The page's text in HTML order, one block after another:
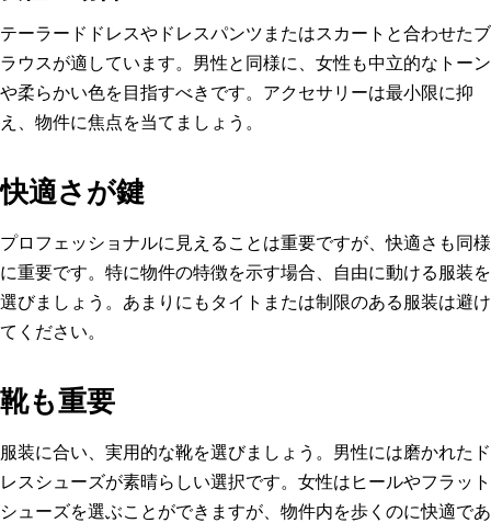
テーラードドレスやドレスパンツまたはスカートと合わせたブ
ラウスが適しています。男性と同様に、女性も中立的なトーン
や柔らかい色を目指すべきです。アクセサリーは最小限に抑
え、物件に焦点を当てましょう。
快適さが鍵
プロフェッショナルに見えることは重要ですが、快適さも同様
に重要です。特に物件の特徴を示す場合、自由に動ける服装を
選びましょう。あまりにもタイトまたは制限のある服装は避け
てください。
靴も重要
服装に合い、実用的な靴を選びましょう。男性には磨かれたド
レスシューズが素晴らしい選択です。女性はヒールやフラット
シューズを選ぶことができますが、物件内を歩くのに快適であ